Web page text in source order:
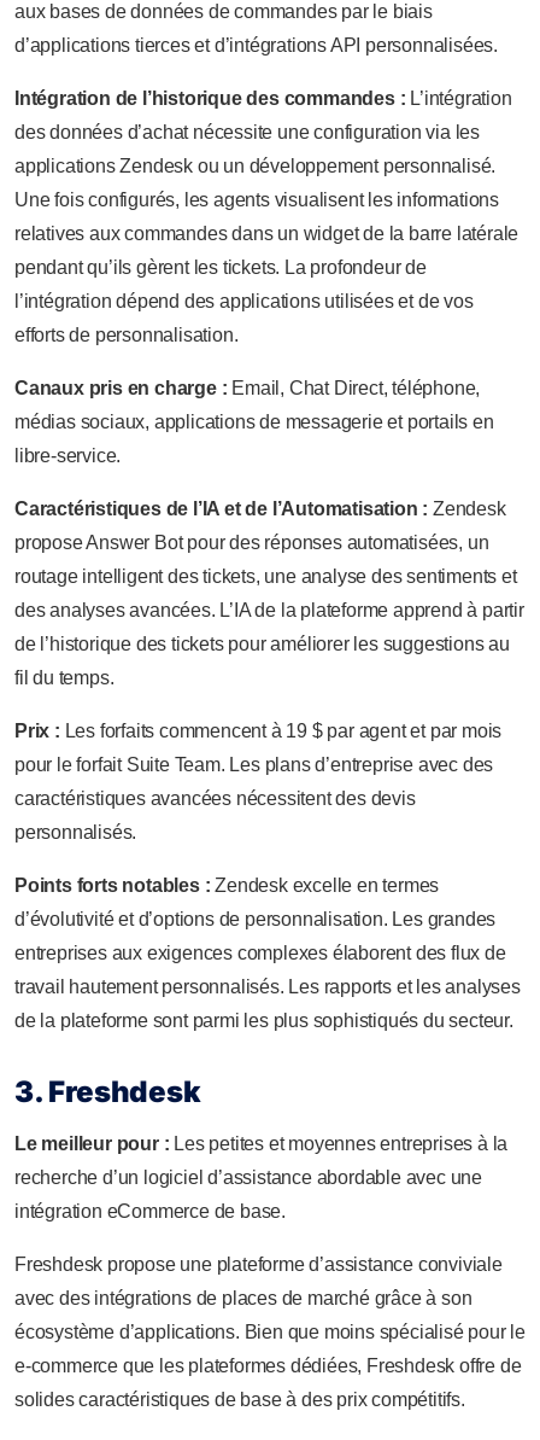
aux bases de données de commandes par le biais
d’applications tierces et d’intégrations API personnalisées.
Intégration de l’historique des commandes : L’intégration
des données d’achat nécessite une configuration via les
applications Zendesk ou un développement personnalisé.
Une fois configurés, les agents visualisent les informations
relatives aux commandes dans un widget de la barre latérale
pendant qu’ils gèrent les tickets. La profondeur de
l’intégration dépend des applications utilisées et de vos
efforts de personnalisation.
Canaux pris en charge : Email, Chat Direct, téléphone,
médias sociaux, applications de messagerie et portails en
libre-service.
Caractéristiques de l’IA et de l’Automatisation : Zendesk
propose Answer Bot pour des réponses automatisées, un
routage intelligent des tickets, une analyse des sentiments et
des analyses avancées. L’IA de la plateforme apprend à partir
de l’historique des tickets pour améliorer les suggestions au
fil du temps.
Prix : Les forfaits commencent à 19 $ par agent et par mois
pour le forfait Suite Team. Les plans d’entreprise avec des
caractéristiques avancées nécessitent des devis
personnalisés.
Points forts notables : Zendesk excelle en termes
d’évolutivité et d’options de personnalisation. Les grandes
entreprises aux exigences complexes élaborent des flux de
travail hautement personnalisés. Les rapports et les analyses
de la plateforme sont parmi les plus sophistiqués du secteur.
3. Freshdesk
Le meilleur pour : Les petites et moyennes entreprises à la
recherche d’un logiciel d’assistance abordable avec une
intégration eCommerce de base.
Freshdesk propose une plateforme d’assistance conviviale
avec des intégrations de places de marché grâce à son
écosystème d’applications. Bien que moins spécialisé pour le
e-commerce que les plateformes dédiées, Freshdesk offre de
solides caractéristiques de base à des prix compétitifs.